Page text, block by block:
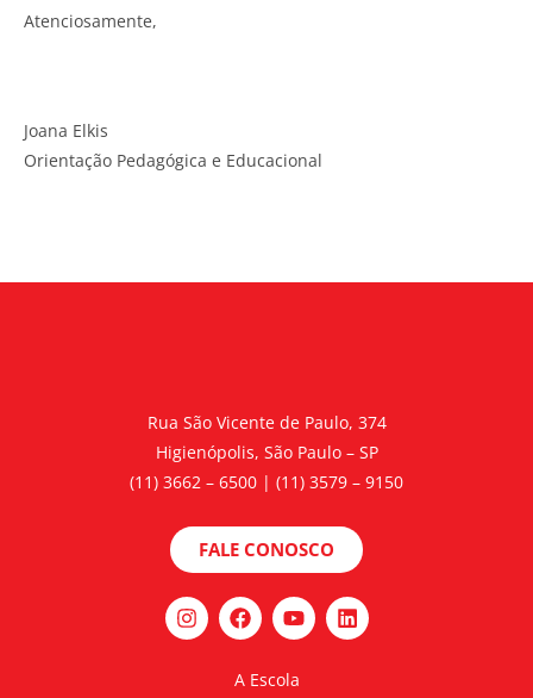
Atenciosamente,
Joana Elkis
Orientação Pedagógica e Educacional
Rua São Vicente de Paulo, 374
Higienópolis, São Paulo – SP
(11) 3662 – 6500 | (11) 3579 – 9150
FALE CONOSCO
A Escola